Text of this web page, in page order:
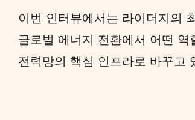
이번 인터뷰에서는 라이더지의
글로벌 에너지 전환에서 어떤
전력망의 핵심 인프라로 바꾸고